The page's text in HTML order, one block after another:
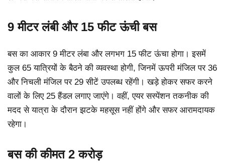
9 मीटर लंबी और 15 फीट ऊंची बस
बस का आकार 9 मीटर लंबा और लगभग 15 फीट ऊंचा होगा। इसमें
कुल 65 यात्रियों के बैठने की व्यवस्था होगी, जिनमें ऊपरी मंजिल पर 36
और निचली मंजिल पर 29 सीटें उपलब्ध रहेंगी। खड़े होकर सफर करने
वालों के लिए 25 हैंडल लगाए जाएंगे। वहीं, एयर सस्पेंशन तकनीक की
मदद से यात्रा के दौरान झटके महसूस नहीं होंगे और सफर आरामदायक
रहेगा।
बस की कीमत 2 करोड़